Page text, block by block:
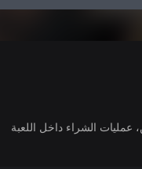
عمليات الشراء داخل اللعبة